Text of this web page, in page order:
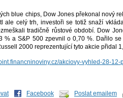
blue chips, Dow Jones překonal nový
ale celý trh, investoři se totiž snaží
tradičně růstové období. Dow
% a S&P 500 zpevnil o 0,70 %. Dařilo
2000 reprezentující tyto akcie přidal
akciovy-vyhled-28-
Facebook Poslat emailem